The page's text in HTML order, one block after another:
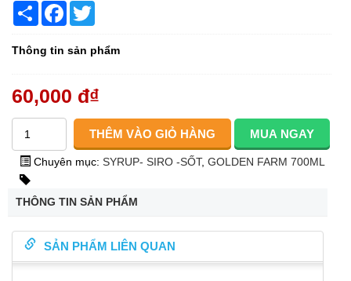
Share Facebook
Thông tin sản phẩm
60,000 đ₫
Chuyên mục: SYRUP- SIRO -SỐT, GOLDEN FARM 700ML
THÔNG TIN SẢN PHẨM
SẢN PHẨM LIÊN QUAN